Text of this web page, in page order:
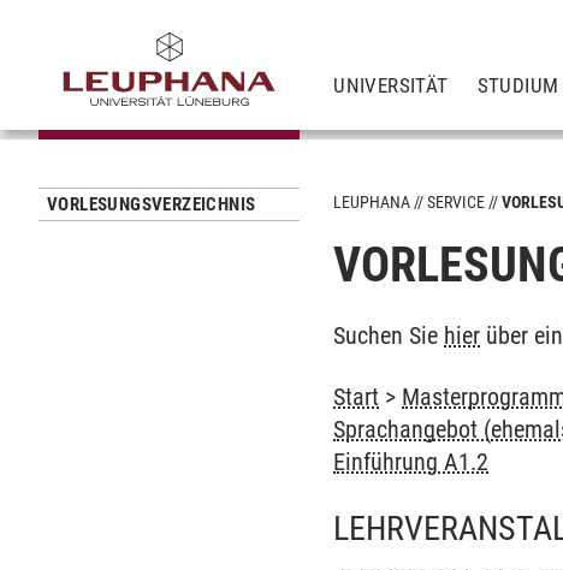
UNIVERSITÄT STUDIUM
VORLESUNGSVERZEICHNIS LEUPHANA SERVICE
Suchen Sie hier über
Start >
Sprachangebot
Einführung A1.2